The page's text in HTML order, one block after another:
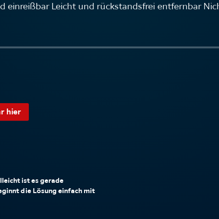
einreißbar Leicht und rückstandsfrei entfernbar
hier
ist es gerade
die Lösung einfach mit